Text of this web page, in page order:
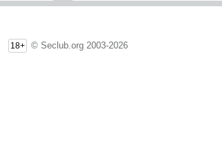
18+ © Seclub.org 2003-2026